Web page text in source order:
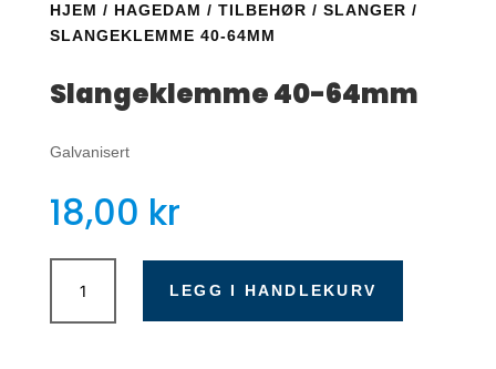
HJEM / HAGEDAM / TILBEHØR / SLANGER /
SLANGEKLEMME 40-64MM
Slangeklemme 40-64mm
Galvanisert
18,00 kr
Slangeklemme
64mm
LEGG I HANDLEKURV